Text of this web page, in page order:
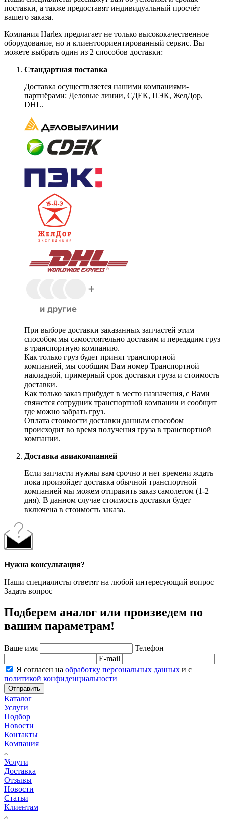
поставки, а также предоставят индивидуальный просчёт
вашего заказа.
Компания Harlex предлагает не только высококачественное
оборудование, но и клиентоориентированный сервис. Вы
можете выбрать один из 2 способов доставки:
Стандартная поставка
Доставка осуществляется нашими компаниями-
партнёрами: Деловые линии, СДЕК, ПЭК, ЖелДор,
DHL.
При выборе доставки заказанных запчастей этим
способом мы самостоятельно доставим и передадим груз
в транспортную компанию.
Как только груз будет принят транспортной
компанией, мы сообщим Вам номер Транспортной
накладной, примерный срок доставки груза и стоимость
доставки.
Как только заказ прибудет в место назначения, с Вами
свяжется сотрудник транспортной компании и сообщит
где можно забрать груз.
Оплата стоимости доставки данным способом
происходит во время получения груза в транспортной
компании.
Доставка авиакомпанией
Если запчасти нужны вам срочно и нет времени ждать
пока произойдет доставка обычной транспортной
компанией мы можем отправить заказ самолетом (1-2
дня). В данном случае стоимость доставки будет
включена в стоимость заказа.
Нужна консультация?
Наши специалисты ответят на любой интересующий вопрос
Задать вопрос
Подберем аналог или произведем по
вашим параметрам!
Ваше имя
Телефон
E-mail
Я согласен на обработку персональных данных и с
политикой конфиденциальности
Отправить
Каталог
Услуги
Подбор
Новости
Контакты
Компания
Услуги
Доставка
Отзывы
Новости
Статьи
Клиентам